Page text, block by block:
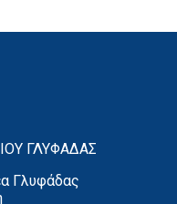
βρισιές,
ΓΛΥΦΑΔΑΣ
Γλυφάδας